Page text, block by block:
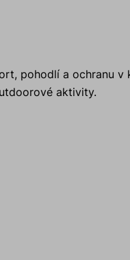
pohodlí a ochranu v
aktivity.